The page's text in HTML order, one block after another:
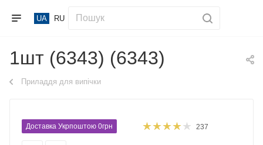
UA RU
1шт (6343) (6343)
Приладдя для випічки
Доставка Укрпоштою 0грн 237